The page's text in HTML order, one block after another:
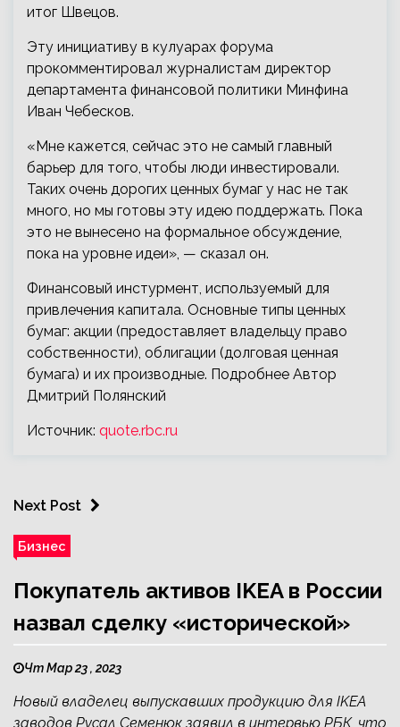
итог Швецов.
Эту инициативу в кулуарах форума
прокомментировал журналистам директор
департамента финансовой политики Минфина
Иван Чебесков.
«Мне кажется, сейчас это не самый главный
барьер для того, чтобы люди инвестировали.
Таких очень дорогих ценных бумаг у нас не так
много, но мы готовы эту идею поддержать. Пока
это не вынесено на формальное обсуждение,
пока на уровне идеи», — сказал он.
Финансовый инстурмент, используемый для
привлечения капитала. Основные типы ценных
бумаг: акции (предоставляет владельцу право
собственности), облигации (долговая ценная
бумага) и их производные. Подробнее Автор
Дмитрий Полянский
Источник: quote.rbc.ru
Next Post
Бизнес
Покупатель активов IKEA в России
назвал сделку «исторической»
Чт Мар 23 , 2023
Новый владелец выпускавших продукцию для IKEA
заводов Русал Семенюк заявил в интервью РБК, что